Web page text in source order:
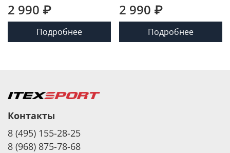
2 990 ₽
Подробнее
2 990 ₽
Подробнее
Контакты
8 (495) 155-28-25
8 (968) 875-78-68